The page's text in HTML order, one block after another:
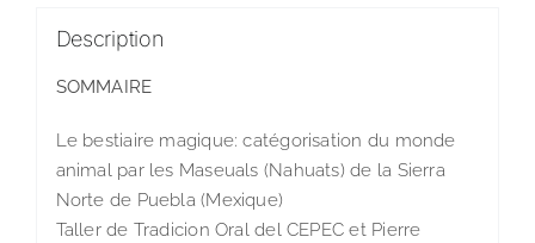
Description
SOMMAIRE
Le bestiaire magique: catégorisation du monde
animal par les Maseuals (Nahuats) de la Sierra
Norte de Puebla (Mexique)
Taller de Tradicion Oral del CEPEC et Pierre